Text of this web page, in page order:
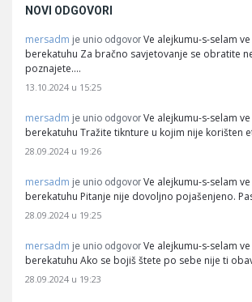
NOVI ODGOVORI
mersadm je unio odgovor Ve alejkumu-s-selam
berekatuhu Za bračno savjetovanje se obratite
poznajete.…
13.10.2024 u 15:25
mersadm je unio odgovor Ve alejkumu-s-selam
berekatuhu Tražite tiknture u kojim nije korišten
28.09.2024 u 19:26
mersadm je unio odgovor Ve alejkumu-s-selam
berekatuhu Pitanje nije dovoljno pojašenjeno.
28.09.2024 u 19:25
mersadm je unio odgovor Ve alejkumu-s-selam
berekatuhu Ako se bojiš štete po sebe nije ti
28.09.2024 u 19:23